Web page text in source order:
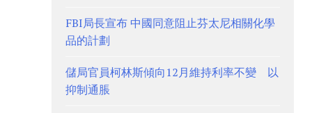
FBI局長宣布 中國同意阻止芬太尼相關化學
品的計劃
儲局官員柯林斯傾向12月維持利率不變 以
抑制通脹